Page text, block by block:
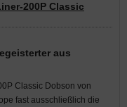
200P Classic
aus
Classic Dobson von
fast ausschließlich die